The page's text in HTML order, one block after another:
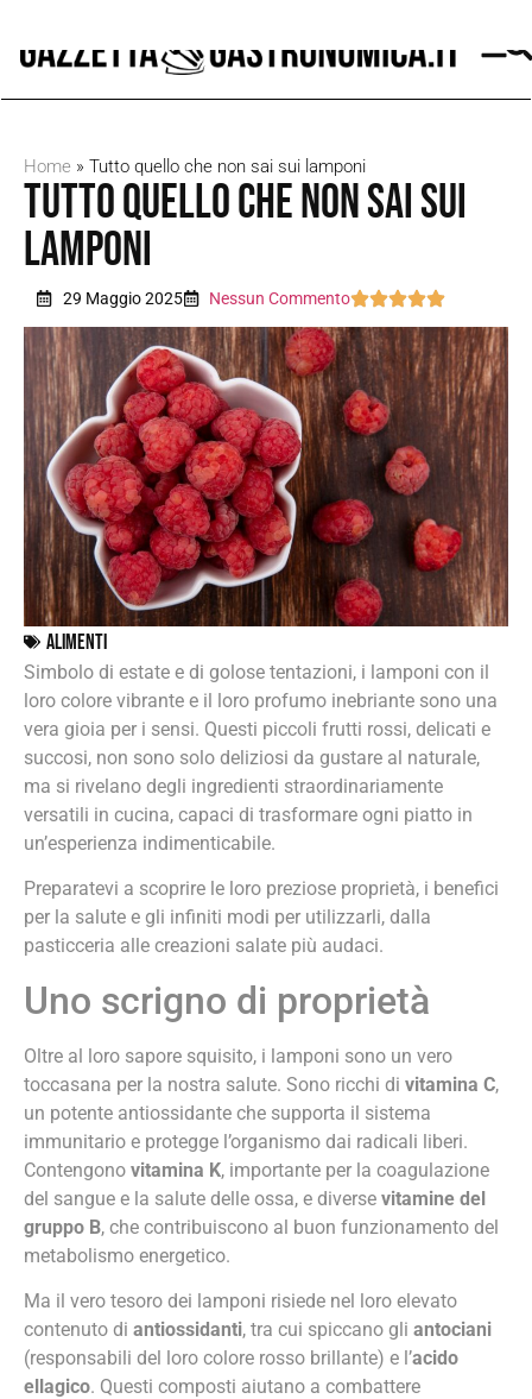
Home » Tutto quello che non sai sui lamponi
Tutto quello che non sai sui
lamponi
29 Maggio 2025 Nessun Commento
Alimenti
Simbolo di estate e di golose tentazioni, i lamponi con il
loro colore vibrante e il loro profumo inebriante sono una
vera gioia per i sensi. Questi piccoli frutti rossi, delicati e
succosi, non sono solo deliziosi da gustare al naturale,
ma si rivelano degli ingredienti straordinariamente
versatili in cucina, capaci di trasformare ogni piatto in
un’esperienza indimenticabile.
Preparatevi a scoprire le loro preziose proprietà, i benefici
per la salute e gli infiniti modi per utilizzarli, dalla
pasticceria alle creazioni salate più audaci.
Uno scrigno di proprietà
Oltre al loro sapore squisito, i lamponi sono un vero
toccasana per la nostra salute. Sono ricchi di vitamina C,
un potente antiossidante che supporta il sistema
immunitario e protegge l’organismo dai radicali liberi.
Contengono vitamina K, importante per la coagulazione
del sangue e la salute delle ossa, e diverse vitamine del
gruppo B, che contribuiscono al buon funzionamento del
metabolismo energetico.
Ma il vero tesoro dei lamponi risiede nel loro elevato
contenuto di antiossidanti, tra cui spiccano gli antociani
(responsabili del loro colore rosso brillante) e l’acido
ellagico. Questi composti aiutano a combattere